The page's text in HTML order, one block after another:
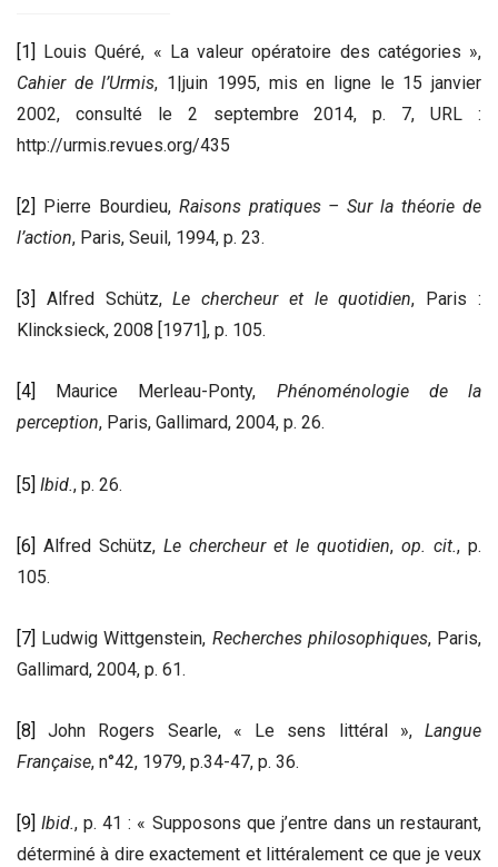
[1] Louis Quéré, « La valeur opératoire des catégories »,
Cahier de l’Urmis, 1|juin 1995, mis en ligne le 15 janvier
2002, consulté le 2 septembre 2014, p. 7, URL :
http://urmis.revues.org/435
[2] Pierre Bourdieu, Raisons pratiques – Sur la théorie de
l’action, Paris, Seuil, 1994, p. 23.
[3] Alfred Schütz,Le chercheur et le quotidien, Paris :
Klincksieck, 2008 [1971], p. 105.
[4] Maurice Merleau-Ponty, Phénoménologie de la
perception, Paris, Gallimard, 2004, p. 26.
[5] Ibid., p. 26.
[6] Alfred Schütz, Le chercheur et le quotidien, op. cit., p.
105.
[7] Ludwig Wittgenstein, Recherches philosophiques, Paris,
Gallimard, 2004, p. 61.
[8] John Rogers Searle, « Le sens littéral », Langue
Française, n°42, 1979, p.34-47, p. 36.
[9] Ibid., p. 41 : « Supposons que j’entre dans un restaurant,
déterminé à dire exactement et littéralement ce que je veux